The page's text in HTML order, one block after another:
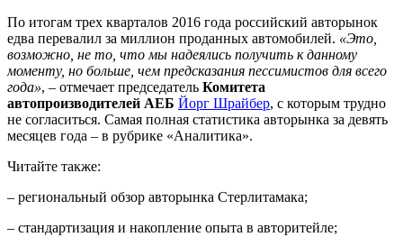
По итогам трех кварталов 2016 года российский авторынок
едва перевалил за миллион проданных автомобилей. «Это,
возможно, не то, что мы надеялись получить к данному
моменту, но больше, чем предсказания пессимистов для всего
года», – отмечает председатель Комитета
автопроизводителей АЕБ Йорг Шрайбер, с которым трудно
не согласиться. Самая полная статистика авторынка за девять
месяцев года – в рубрике «Аналитика».
Читайте также:
– региональный обзор авторынка Стерлитамака;
– стандартизация и накопление опыта в авторитейле;